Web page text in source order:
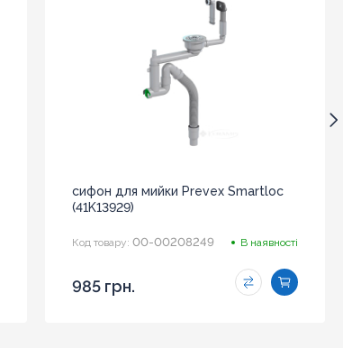
сифон для мийки Prevex Smartloc
(41K13929)
Код товару: 00-00208249 В наявності
985 грн.